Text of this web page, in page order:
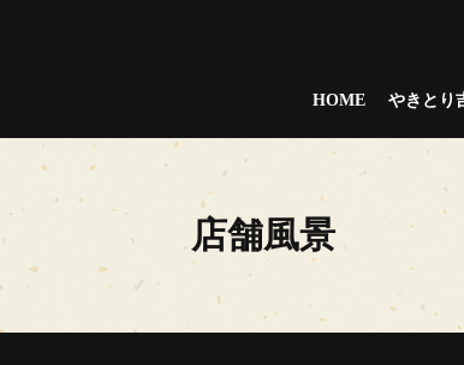
HOME やきとり
店舗風景